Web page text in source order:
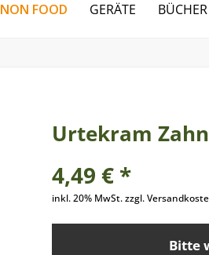
NON FOOD GERÄTE BÜCHER
Urtekram
4,49 € *
inkl. 20% MwSt. zzgl.
Bitte